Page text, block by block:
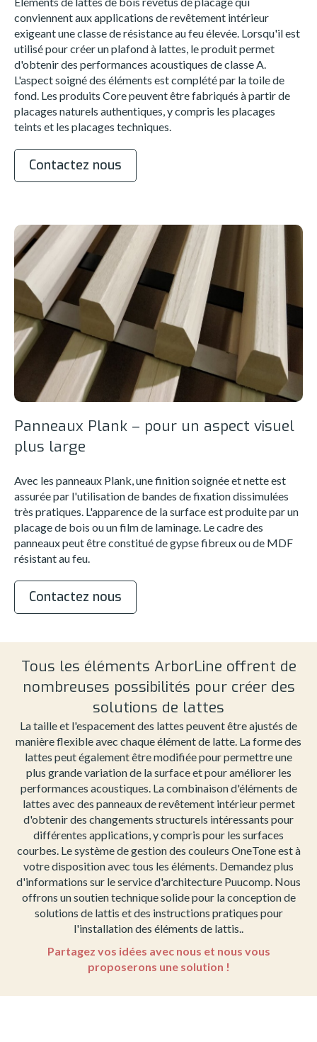
conviennent aux applications de revêtement intérieur
exigeant une classe de résistance au feu élevée. Lorsqu'il est
utilisé pour créer un plafond à lattes, le produit permet
d'obtenir des performances acoustiques de classe A.
L'aspect soigné des éléments est complété par la toile de
fond. Les produits Core peuvent être fabriqués à partir de
placages naturels authentiques, y compris les placages
teints et les placages techniques.
Contactez nous
Panneaux Plank – pour un aspect visuel
plus large
Avec les panneaux Plank, une finition soignée et nette est
assurée par l'utilisation de bandes de fixation dissimulées
très pratiques. L'apparence de la surface est produite par un
placage de bois ou un film de laminage. Le cadre des
panneaux peut être constitué de gypse fibreux ou de MDF
résistant au feu.
Contactez nous
Tous les éléments ArborLine offrent de
nombreuses possibilités pour créer des
solutions de lattes
La taille et l'espacement des lattes peuvent être ajustés de
manière flexible avec chaque élément de latte. La forme des
lattes peut également être modifiée pour permettre une
plus grande variation de la surface et pour améliorer les
performances acoustiques. La combinaison d'éléments de
lattes avec des panneaux de revêtement intérieur permet
d'obtenir des changements structurels intéressants pour
différentes applications, y compris pour les surfaces
courbes. Le système de gestion des couleurs OneTone est à
votre disposition avec tous les éléments. Demandez plus
d'informations sur le service d'architecture Puucomp. Nous
offrons un soutien technique solide pour la conception de
solutions de lattis et des instructions pratiques pour
l'installation des éléments de lattis..
Partagez vos idées avec nous et nous vous
proposerons une solution !